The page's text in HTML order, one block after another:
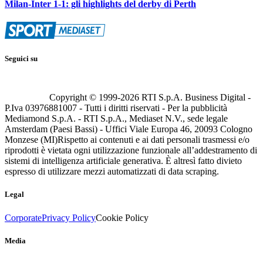
Milan-Inter 1-1: gli highlights del derby di Perth
Seguici su
Copyright © 1999-2026 RTI S.p.A. Business Digital -
P.Iva 03976881007 - Tutti i diritti riservati - Per la pubblicità
Mediamond S.p.A. - RTI S.p.A., Mediaset N.V., sede legale
Amsterdam (Paesi Bassi) - Uffici Viale Europa 46, 20093 Cologno
Monzese (MI)Rispetto ai contenuti e ai dati personali trasmessi e/o
riprodotti è vietata ogni utilizzazione funzionale all’addestramento di
sistemi di intelligenza artificiale generativa. È altresì fatto divieto
espresso di utilizzare mezzi automatizzati di data scraping.
Legal
CorporatePrivacy PolicyCookie Policy
Media